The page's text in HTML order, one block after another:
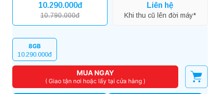
10.290.000đ
10.790.000đ
Liên hệ
Khi thu cũ lên đời máy*
8GB
10.290.000đ
MUA NGAY
( Giao tận nơi hoặc lấy tại cửa hàng )